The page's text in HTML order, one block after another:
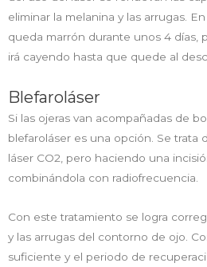
eliminar la melanina y las arrugas.
queda marrón durante unos 4 días,
irá cayendo hasta que quede al
Blefaroláser
Si las ojeras van acompañadas de
blefaroláser es una opción. Se trata
láser CO2, pero haciendo una
combinándola con radiofrecuencia.
Con este tratamiento se logra
y las arrugas del contorno de ojo.
suficiente y el periodo de